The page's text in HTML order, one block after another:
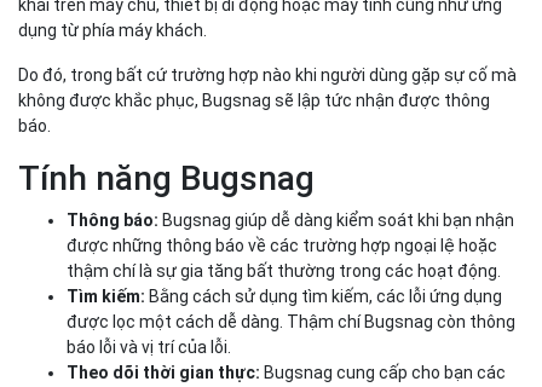
khai trên máy chủ, thiết bị di động hoặc máy tính cũng như ứng
dụng từ phía máy khách.
Do đó, trong bất cứ trường hợp nào khi người dùng gặp sự cố mà
không được khắc phục, Bugsnag sẽ lập tức nhận được thông
báo.
Tính năng Bugsnag
Thông báo: Bugsnag giúp dễ dàng kiểm soát khi bạn nhận
được những thông báo về các trường hợp ngoại lệ hoặc
thậm chí là sự gia tăng bất thường trong các hoạt động.
Tìm kiếm: Bằng cách sử dụng tìm kiếm, các lỗi ứng dụng
được lọc một cách dễ dàng. Thậm chí Bugsnag còn thông
báo lỗi và vị trí của lỗi.
Theo dõi thời gian thực: Bugsnag cung cấp cho bạn các